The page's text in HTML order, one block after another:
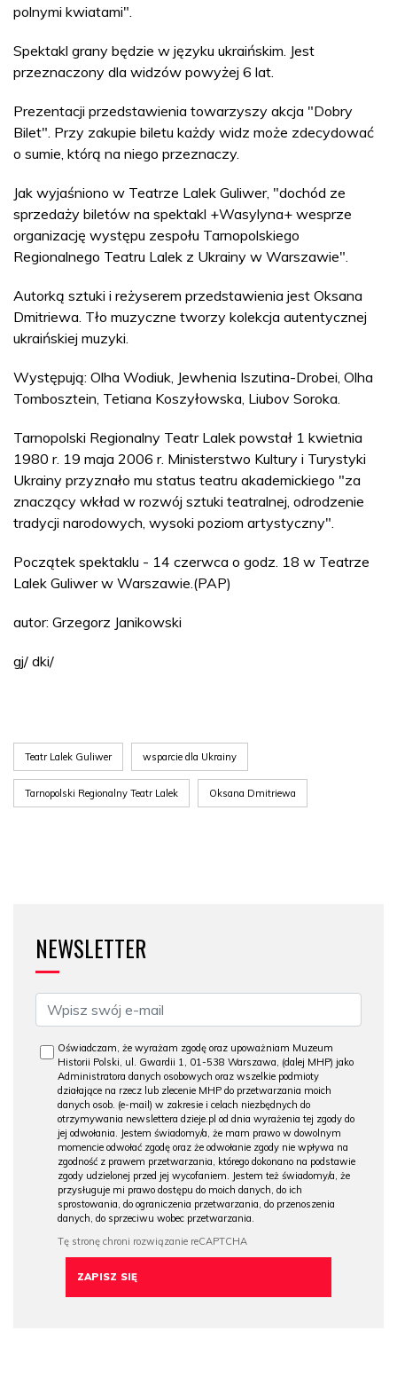
polnymi kwiatami".
Spektakl grany będzie w języku ukraińskim. Jest
przeznaczony dla widzów powyżej 6 lat.
Prezentacji przedstawienia towarzyszy akcja "Dobry
Bilet". Przy zakupie biletu każdy widz może zdecydować
o sumie, którą na niego przeznaczy.
Jak wyjaśniono w Teatrze Lalek Guliwer, "dochód ze
sprzedaży biletów na spektakl +Wasylyna+ wesprze
organizację występu zespołu Tarnopolskiego
Regionalnego Teatru Lalek z Ukrainy w Warszawie".
Autorką sztuki i reżyserem przedstawienia jest Oksana
Dmitriewa. Tło muzyczne tworzy kolekcja autentycznej
ukraińskiej muzyki.
Występują: Olha Wodiuk, Jewhenia Iszutina-Drobei, Olha
Tombosztein, Tetiana Koszyłowska, Liubov Soroka.
Tarnopolski Regionalny Teatr Lalek powstał 1 kwietnia
1980 r. 19 maja 2006 r. Ministerstwo Kultury i Turystyki
Ukrainy przyznało mu status teatru akademickiego "za
znaczący wkład w rozwój sztuki teatralnej, odrodzenie
tradycji narodowych, wysoki poziom artystyczny".
Początek spektaklu - 14 czerwca o godz. 18 w Teatrze
Lalek Guliwer w Warszawie.(PAP)
autor: Grzegorz Janikowski
gj/ dki/
Teatr Lalek Guliwer wsparcie dla Ukrainy
Tarnopolski Regionalny Teatr Lalek Oksana Dmitriewa
NEWSLETTER
Oświadczam, że wyrażam zgodę oraz upoważniam Muzeum
Historii Polski, ul. Gwardii 1, 01-538 Warszawa, (dalej MHP) jako
Administratora danych osobowych oraz wszelkie podmioty
działające na rzecz lub zlecenie MHP do przetwarzania moich
danych osob. (e-mail) w zakresie i celach niezbędnych do
otrzymywania newslettera dzieje.pl od dnia wyrażenia tej zgody do
jej odwołania. Jestem świadomy/a, że mam prawo w dowolnym
momencie odwołać zgodę oraz że odwołanie zgody nie wpływa na
zgodność z prawem przetwarzania, którego dokonano na podstawie
zgody udzielonej przed jej wycofaniem. Jestem też świadomy/a, że
przysługuje mi prawo dostępu do moich danych, do ich
sprostowania, do ograniczenia przetwarzania, do przenoszenia
danych, do sprzeciwu wobec przetwarzania.